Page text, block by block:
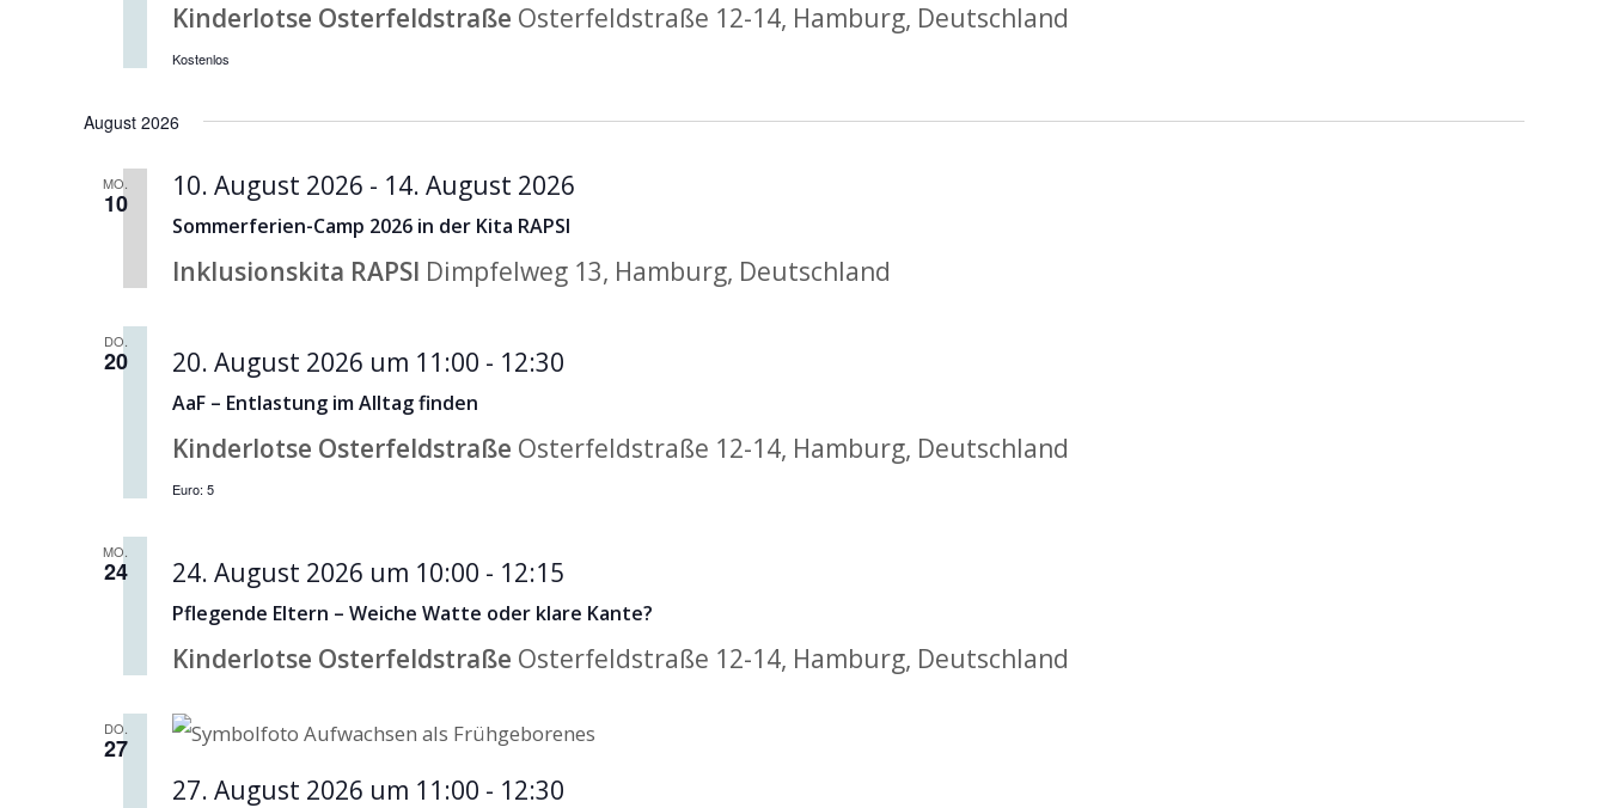
Kinderlotse Osterfeldstraße Osterfeldstraße 12-14, Hamburg, Deutschland
Kostenlos
August 2026
MO.
10
Sommerferien-Camp 2026 in der Kita RAPSI
10. August 2026 - 14. August 2026
Inklusionskita RAPSI Dimpfelweg 13, Hamburg, Deutschland
DO.
20
AaF – Entlastung im Alltag finden
20. August 2026 um 11:00 - 12:30
Kinderlotse Osterfeldstraße Osterfeldstraße 12-14, Hamburg, Deutschland
Euro: 5
MO.
24
Pflegende Eltern – Weiche Watte oder klare Kante?
24. August 2026 um 10:00 - 12:15
Kinderlotse Osterfeldstraße Osterfeldstraße 12-14, Hamburg, Deutschland
DO.
27
27. August 2026 um 11:00 - 12:30